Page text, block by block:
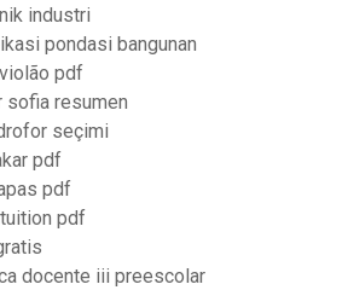
industri
pondasi bangunan
pdf
sofia resumen
seçimi
pdf
pdf
pdf
docente iii preescolar